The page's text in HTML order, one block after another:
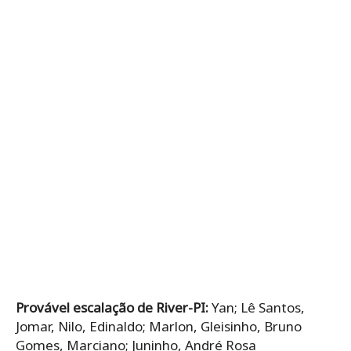
Provável escalação de River-PI:Yan; Lê Santos,
Jomar, Nilo, Edinaldo; Marlon, Gleisinho, Bruno
Gomes, Marciano; Juninho, André Rosa